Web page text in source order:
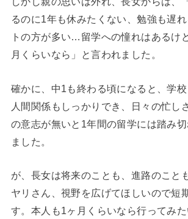
るのに1年も休みたくない、勉強も遅
トの方が多い…留学への憧れはあるけ
月くらいなら」と言われました。
確かに、中1も終わる頃になると、学
人間関係もしっかりでき、日々の忙し
の意志が無いと1年間の留学には踏み
ました。
が、長女は将来のことも、進路のこと
ヤリさん、視野を広げてほしいので短
す。本人も1ヶ月くらいなら行ってみ